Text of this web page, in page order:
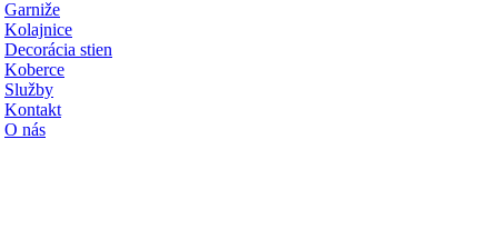
Garniže
Kolajnice
Decorácia stien
Koberce
Služby
Kontakt
O nás